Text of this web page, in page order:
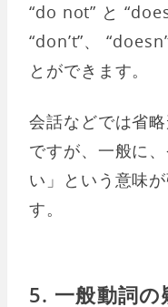
“do not” と
“don’t”、
とができます。
会話などでは省
ですが、一般に
い」という意味
す。
5. 一般動詞の